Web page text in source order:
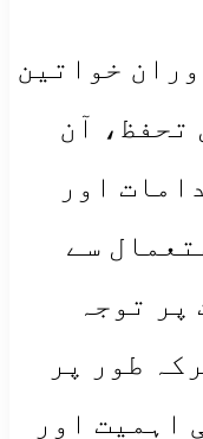
خواتین
تحفظ، آن
اور
سے
پر توجہ
طور پر
اہمیت اور